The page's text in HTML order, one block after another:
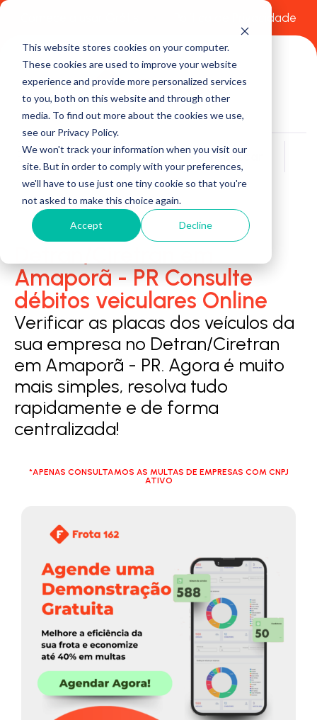
This website stores cookies on your computer.
These cookies are used to improve your website
experience and provide more personalized services
to you, both on this website and through other
media. To find out more about the cookies we use,
see our Privacy Policy.
We won't track your information when you visit our
site. But in order to comply with your preferences,
we'll have to use just one tiny cookie so that you're
not asked to make this choice again.
Accept Decline
Política de Privacidade
Buscar
Amaporã - PR Consulte
débitos veiculares Online
Verificar as placas dos veículos da
sua empresa no Detran/Ciretran
em Amaporã - PR. Agora é muito
mais simples, resolva tudo
rapidamente e de forma
centralizada!
*APENAS CONSULTAMOS AS MULTAS DE EMPRESAS COM CNPJ
ATIVO